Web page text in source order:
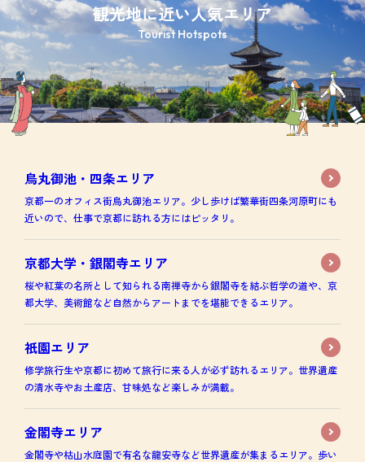
観光地に近い人気エリア
Tourist Hotspots
烏丸御池・四条エリア
京都一のオフィス街烏丸御池エリア。少し歩けば繁華街四条河原町にも
近いので、仕事で京都に訪れる方にはピッタリ。
京都大学・銀閣寺エリア
桜や紅葉の名所として知られる南禅寺から銀閣寺を結ぶ哲学の道や、京
都大学、美術館など自然からアートまでを堪能できるエリア。
祇園エリア
修学旅行生や京都に初めて旅行に来る人が必ず訪れるエリア。世界遺産
の清水寺やお土産店、甘味処など楽しみが満載。
金閣寺エリア
金閣寺や枯山水庭園で有名な龍安寺など世界遺産が集まるエリア。歩い